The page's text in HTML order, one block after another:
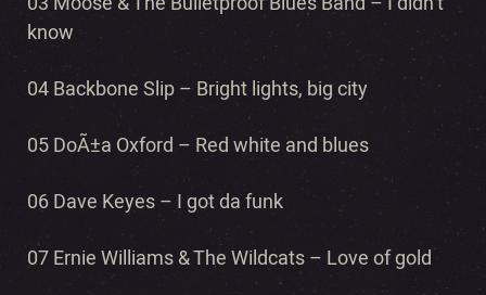
know
04 Backbone Slip – Bright lights, big city
05 DoÃ±a Oxford – Red white and blues
06 Dave Keyes – I got da funk
07 Ernie Williams & The Wildcats – Love of gold